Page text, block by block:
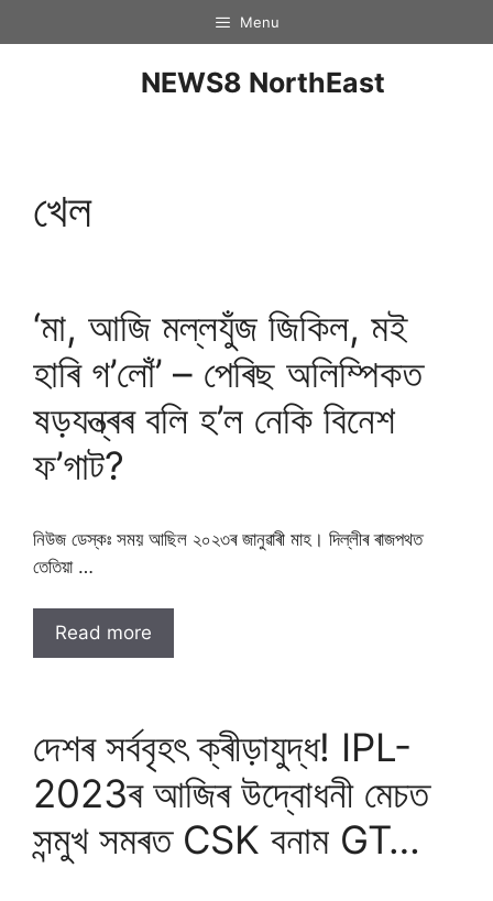
Menu
NEWS8 NorthEast
খেল
‘মা, আজি মল্লযুঁজ জিকিল, মই
হাৰি গ’লোঁ’ – পেৰিছ অলিম্পিকত
ষড়যন্ত্ৰৰ বলি হ’ল নেকি বিনেশ
ফ’গাট?
নিউজ ডেস্কঃ সময় আছিল ২০২৩ৰ জানুৱাৰী মাহ। দিল্লীৰ ৰাজপথত
তেতিয়া …
Read more
দেশৰ সৰ্ববৃহৎ ক্ৰীড়াযুদ্ধ! IPL-
2023ৰ আজিৰ উদ্বোধনী মেচত
সন্মুখ সমৰত CSK বনাম GT…